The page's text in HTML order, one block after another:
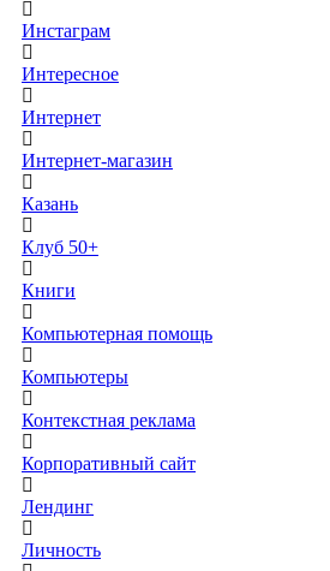
Инстаграм
Интересное
Интернет
Интернет-магазин
Казань
Клуб 50+
Книги
Компьютерная помощь
Компьютеры
Контекстная реклама
Корпоративный сайт
Лендинг
Личность